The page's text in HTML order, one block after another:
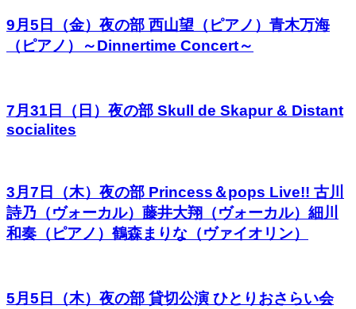
9月5日（金）夜の部 西山望（ピアノ）青木万海
（ピアノ）～Dinnertime Concert～
7月31日（日）夜の部 Skull de Skapur & Distant
socialites
3月7日（木）夜の部 Princess＆pops Live!! 古川
詩乃（ヴォーカル）藤井大翔（ヴォーカル）細川
和奏（ピアノ）鶴森まりな（ヴァイオリン）
5月5日（木）夜の部 貸切公演 ひとりおさらい会